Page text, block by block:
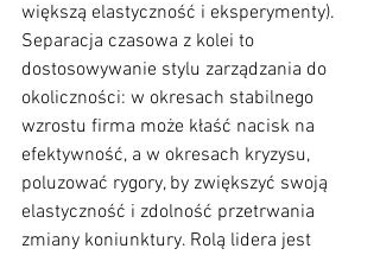
większą elastyczność i eksperymenty).
Separacja czasowa z kolei to
dostosowywanie stylu zarządzania do
okoliczności: w okresach stabilnego
wzrostu firma może kłaść nacisk na
efektywność, a w okresach kryzysu,
poluzować rygory, by zwiększyć swoją
elastyczność i zdolność przetrwania
zmiany koniunktury. Rolą lidera jest